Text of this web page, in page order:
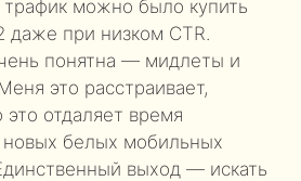
трафик можно было купить
даже при низком CTR.
понятна — мидлеты и
это расстраивает,
это отдаляет время
новых белых мобильных
выход — искать